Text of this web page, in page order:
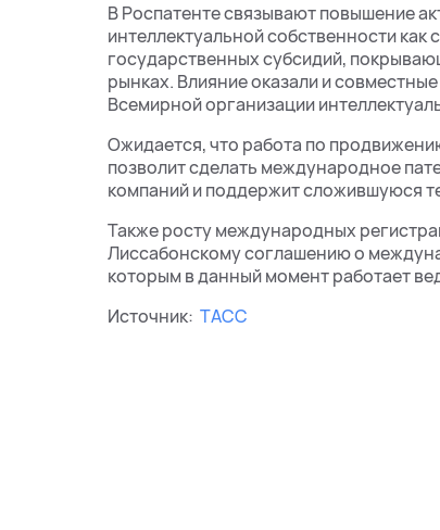
В Роспатенте связывают повышение
интеллектуальной собственности как
государственных субсидий,
рынках. Влияние оказали и
Всемирной организации
Ожидается, что работа по
позволит сделать международное
компаний и поддержит сложившуюся
Также росту международных
Лиссабонскому соглашению о
которым в данный момент работает
Источник: ТАСС